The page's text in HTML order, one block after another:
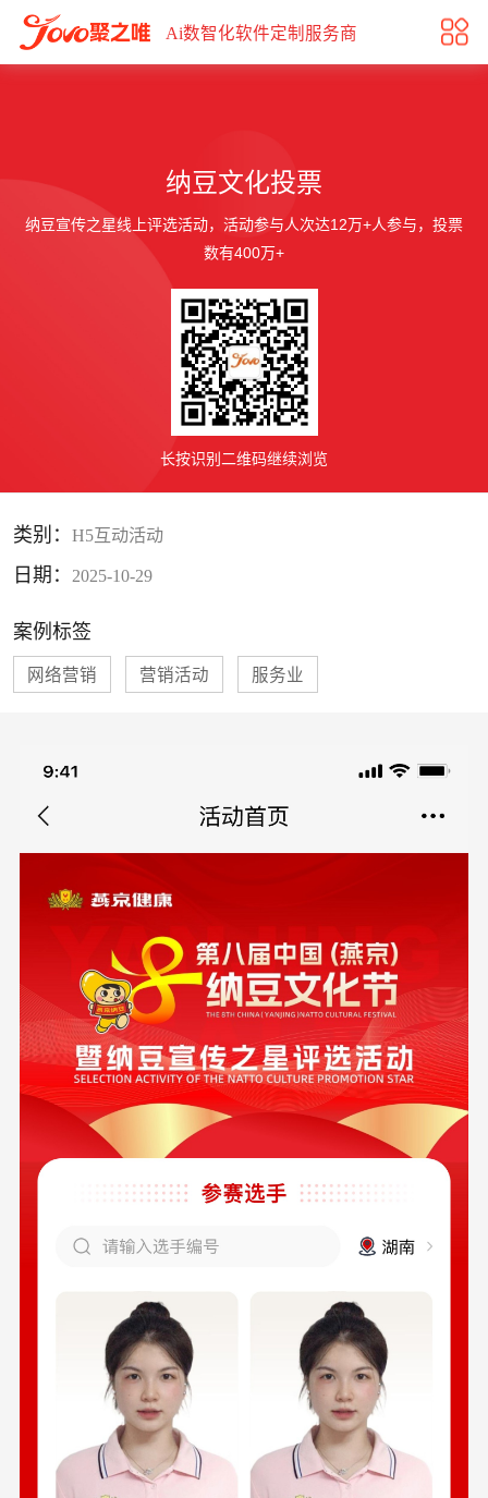
纳豆文化投票
Ai数智化软件定制服务商
纳豆文化投票
纳豆宣传之星线上评选活动，活动参与人次达12万+人参与，投票
数有400万+
长按识别二维码继续浏览
类别： H5互动活动
日期： 2025-10-29
案例标签
网络营销 营销活动 服务业